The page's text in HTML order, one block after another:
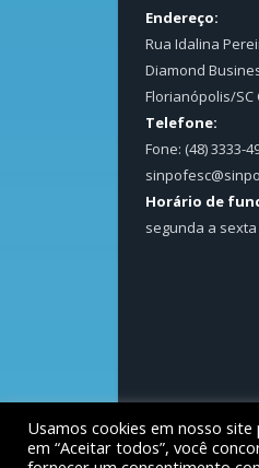
Endereço:
Rua Idalina
Diamond
Florianópolis/SC
Telefone:
Fone: (48) 3333-
Horário de
segunda a
Copyright ©
Usamos cookies em nosso
em “Aceitar todos”, você